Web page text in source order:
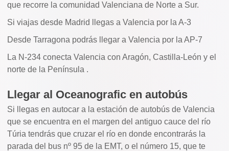
que recorre la comunidad Valenciana de Norte a Sur.
Si viajas desde Madrid llegas a Valencia por la A-3
Desde Tarragona podrás llegar a Valencia por la AP-7
La N-234 conecta Valencia con Aragón, Castilla-León y el
norte de la Península .
Llegar al Oceanografic en autobús
Si llegas en autocar a la estación de autobús de Valencia
que se encuentra en el margen del antiguo cauce del río
Túria tendrás que cruzar el río en donde encontrarás la
parada del bus nº 95 de la EMT, o el número 15, que te